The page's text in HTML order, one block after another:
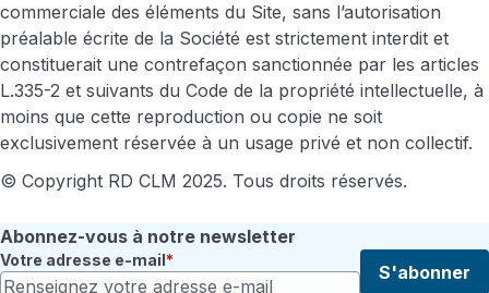
commerciale des éléments du Site, sans l’autorisation
préalable écrite de la Société est strictement interdit et
constituerait une contrefaçon sanctionnée par les articles
L.335-2 et suivants du Code de la propriété intellectuelle, à
moins que cette reproduction ou copie ne soit
exclusivement réservée à un usage privé et non collectif.
© Copyright RD CLM 2025. Tous droits réservés.
Abonnez-vous à notre newsletter
Votre adresse e-mail
S'abonner